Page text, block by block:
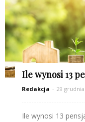
Ile wynosi 13
Redakcja - 29 grudnia
Ile wynosi 13